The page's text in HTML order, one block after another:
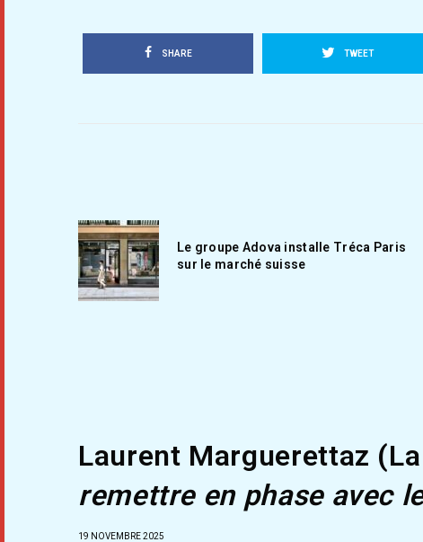
SHARE TWEET
Le groupe Adova installe Tréca Paris
sur le marché suisse
Laurent Marguerettaz
remettre en phase avec
19 NOVEMBRE 2025